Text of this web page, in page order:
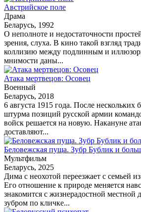
Австрийское поле
Драма
Беларусь, 1992
О неполноте и недостаточности
зрения, слуха. В кино такой взгляд
коллизию между подлинным и
мнимости даны...
Атака мертвецов: Осовец
Военный
Беларусь, 2018
6 августа 1915 года. После
штурма позиций русской армии
войск решается на новую. Накануне
доставляют...
Беловежская пуща. Зубр Бублик и
Мультфильм
Беларусь, 2025
Дима с неохотой переезжает с семьей
Его отношение к природе меняется
знакомится с жизнерадостной местной
зубром по кличке...